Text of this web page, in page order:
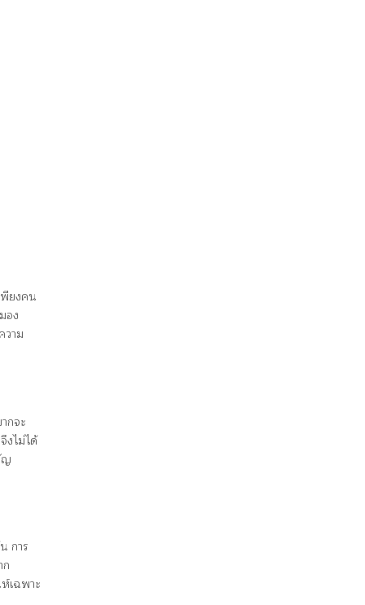
พียงคน
อง
วาม
กจะ
งไม่ได้
ญ
การ
เฉพาะ